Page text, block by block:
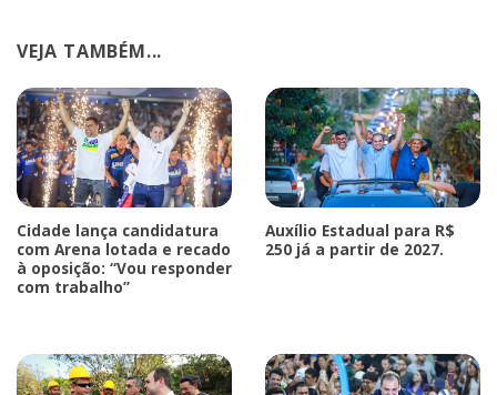
VEJA TAMBÉM...
Cidade lança candidatura
com Arena lotada e recado
à oposição: “Vou responder
com trabalho”
Auxílio Estadual para R$
250 já a partir de 2027.